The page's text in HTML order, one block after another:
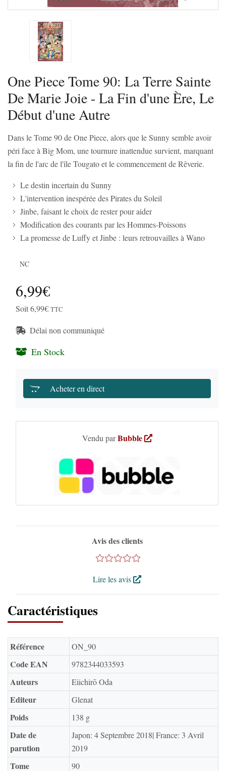
One Piece Tome 90: La Terre Sainte
De Marie Joie - La Fin d'une Ère, Le
Début d'une Autre
Dans le Tome 90 de One Piece, alors que le Sunny semble avoir
péri face à Big Mom, une tournure inattendue survient, marquant
la fin de l'arc de l'île Tougato et le commencement de Rêverie.
Le destin incertain du Sunny
L'intervention inespérée des Pirates du Soleil
Jinbe, faisant le choix de rester pour aider
Modification des courants par les Hommes-Poissons
La promesse de Luffy et Jinbe : leurs retrouvailles à Wano
NC
6,99€
Soit 6,99€ TTC
Délai non communiqué
En Stock
Acheter en direct
Vendu parBubble
Avis des clients
Lire les avis
Caractéristiques
Référence ON_90
Code EAN 9782344033593
Auteurs Eiichirō Oda
Editeur Glenat
Poids 138 g
Date de
parution
Japon: 4 Septembre 2018| France: 3 Avril
2019
Tome 90